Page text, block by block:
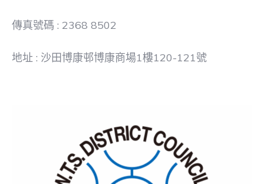
傳真號碼 : 2368 8502
地址 : 沙田博康邨博康商場1樓120-121號